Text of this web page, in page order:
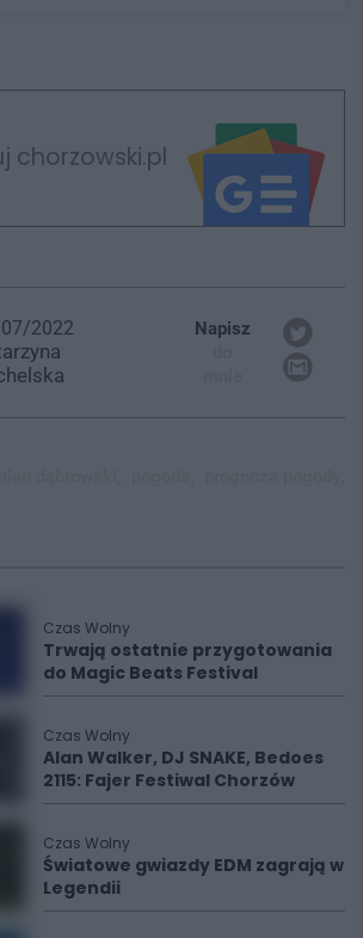
chorzowski.pl
2022
Napisz
Czas Wolny
Trwają ostatnie przygotowania
do Magic Beats Festival
Czas Wolny
Alan Walker, DJ SNAKE, Bedoes
2115: Fajer Festiwal Chorzów
Czas Wolny
Światowe gwiazdy EDM zagrają w
Legendii